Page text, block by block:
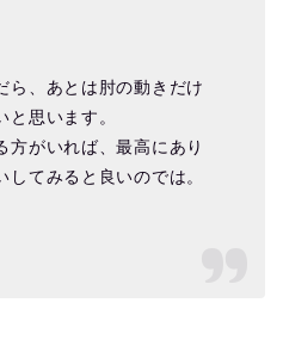
ら、あとは肘の動きだけ
思います。
方がいれば、最高にあり
てみると良いのでは。